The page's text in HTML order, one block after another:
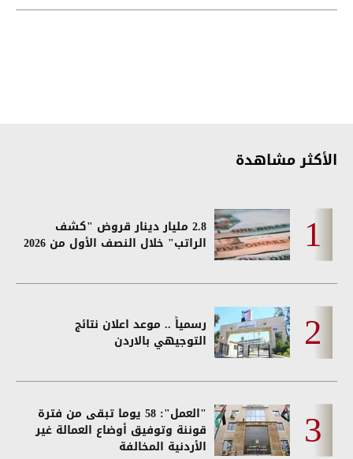
الأكثر مشاهدة
2.8 مليار دينار قروض "كشف
الراتب" خلال النصف الأول من 2026
رسمياً .. موعد اعلان نتائج
التوجيهي بالاردن
"العمل": 58 يوما تبقى من فترة
قوننة وتوفيق أوضاع العمالة غير
الأردنية المخالفة